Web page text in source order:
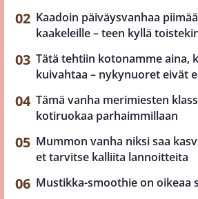
Kaadoin päiväysvanhaa
kaakeleille – teen kyllä
Tätä tehtiin kotonamme aina,
kuivahtaa – nykynuoret eivät
Tämä vanha merimiesten
kotiruokaa parhaimmillaan
Mummon vanha niksi saa
et tarvitse kalliita lannoitteita
Mustikka-smoothie on oikeaa